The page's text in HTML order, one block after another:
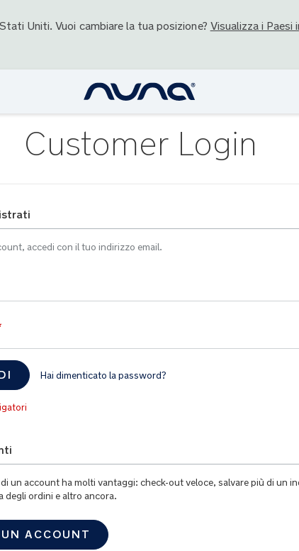
Stati Uniti. Vuoi cambiare la tua posizione? Visualizza i Paesi
Customer Login
accedi con il tuo indirizzo email.
Hai dimenticato la password?
un account ha molti vantaggi: check-out veloce, salvare più di un
degli ordini e altro ancora.
ACCOUNT